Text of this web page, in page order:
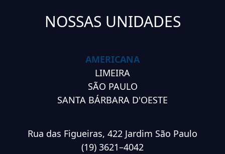
NOSSAS UNIDADES
AMERICANA
LIMEIRA
SÃO PAULO
SANTA BÁRBARA D'OESTE
Rua das Figueiras, 422 Jardim São Paulo
(19) 3621–4042